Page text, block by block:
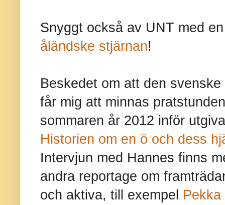
Snyggt också av UNT med
åländske stjärnan!
Beskedet om att den
får mig att minnas
sommaren år 2012 inför
Historien om en ö och dess
Intervjun med Hannes finns
andra reportage om
och aktiva, till exempel